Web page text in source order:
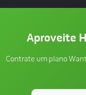
Aproveite
Contrate um plano